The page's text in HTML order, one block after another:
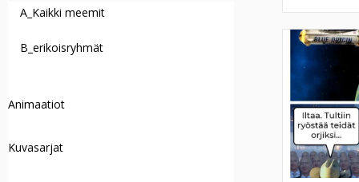
A_Kaikki meemit
B_erikoisryhmät
Animaatiot
Kuvasarjat